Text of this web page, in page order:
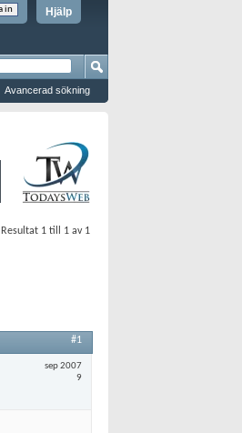
Hjälp
Avancerad sökning
Resultat 1 till 1 av 1
#1
sep 2007
9